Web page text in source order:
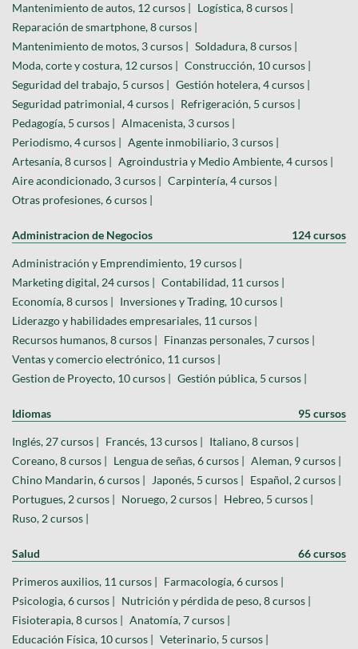
Mantenimiento de autos, 12 cursos | Logística, 8 cursos |
Reparación de smartphone, 8 cursos |
Mantenimiento de motos, 3 cursos | Soldadura, 8 cursos |
Moda, corte y costura, 12 cursos | Construcción, 10 cursos |
Seguridad del trabajo, 5 cursos | Gestión hotelera, 4 cursos |
Seguridad patrimonial, 4 cursos | Refrigeración, 5 cursos |
Pedagogía, 5 cursos | Almacenista, 3 cursos |
Periodismo, 4 cursos | Agente inmobiliario, 3 cursos |
Artesanía, 8 cursos | Agroindustria y Medio Ambiente, 4 cursos |
Aire acondicionado, 3 cursos | Carpintería, 4 cursos |
Otras profesiones, 6 cursos |
Administracion de Negocios 124 cursos
Administración y Emprendimiento, 19 cursos |
Marketing digital, 24 cursos | Contabilidad, 11 cursos |
Economía, 8 cursos | Inversiones y Trading, 10 cursos |
Liderazgo y habilidades empresariales, 11 cursos |
Recursos humanos, 8 cursos | Finanzas personales, 7 cursos |
Ventas y comercio electrónico, 11 cursos |
Gestion de Proyecto, 10 cursos | Gestión pública, 5 cursos |
Idiomas 95 cursos
Inglés, 27 cursos | Francés, 13 cursos | Italiano, 8 cursos |
Coreano, 8 cursos | Lengua de señas, 6 cursos | Aleman, 9 cursos |
Chino Mandarin, 6 cursos |
Japonés, 5 cursos | Español, 2 cursos |
Portugues, 2 cursos | Noruego, 2 cursos | Hebreo, 5 cursos |
Ruso, 2 cursos |
Salud 66 cursos
Primeros auxilios, 11 cursos | Farmacología, 6 cursos |
Psicologia, 6 cursos | Nutrición y pérdida de peso, 8 cursos |
Fisioterapia, 8 cursos | Anatomía, 7 cursos |
Educación Física, 10 cursos | Veterinario, 5 cursos |